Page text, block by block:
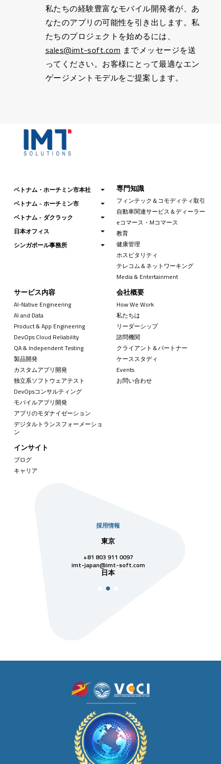
私たちの経験豊富なモバイル開発者が、あ
なたのアプリの可能性を引き出します。私
たちのプロジェクトを始めるには、
sales@imt-soft.com までメッセージを送
ってください。お客様にとって最適なエン
ゲージメントモデルをご提案します。
ベトナム・ホーチミン市本社
ベトナム - ホーチミン市
ベトナム - ダクラック
日本オフィス
シンガポール事務所
専門知識
フィンテック＆コモディティ取引
自動車関連サービス＆ディーラー
eコマース・Mコマース
教育
健康管理
ホスピタリティ
テレコム＆ネットワーキング
Media & Entertainment
サービス内容
AI-Native Engineering
AI and Data
Product & App Engineering
DevOps Cloud Reliability
QA & Independent Testing
製品開発
カスタムアプリ開発
独立系ソフトウェアテスト
DevOpsコンサルティング
モバイルアプリ開発
アプリのモダナイゼーション
デジタルトランスフォーメーショ
ン
会社概要
How We Work
私たちは
リーダーシップ
諮問機関
クライアント＆パートナー
ケーススタディ
Events
お問い合わせ
インサイト
ブログ
キャリア
採用情報
シンガポール
singapore@imt-soft.com
シンガポール